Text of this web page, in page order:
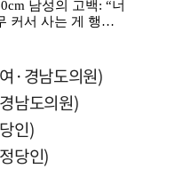
·경남도의원)
남도의원)
인)
당인)